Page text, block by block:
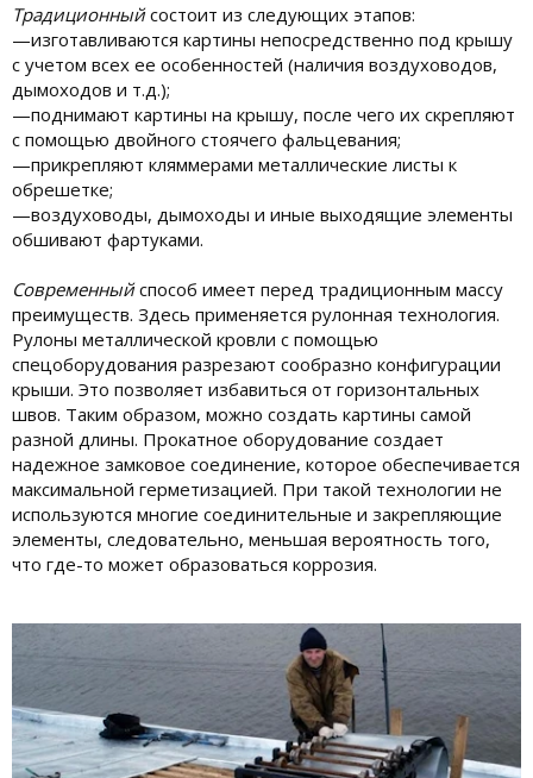
Традиционныйсостоит из следующих этапов:
—изготавливаются картины непосредственно под крышу
с учетом всех ее особенностей (наличия воздуховодов,
дымоходов и т.д.);
—поднимают картины на крышу, после чего их скрепляют
с помощью двойного стоячего фальцевания;
—прикрепляют кляммерами металлические листы к
обрешетке;
—воздуховоды, дымоходы и иные выходящие элементы
обшивают фартуками.
Современныйспособ имеет перед традиционным массу
преимуществ. Здесь применяется рулонная технология.
Рулоны металлической кровли с помощью
спецоборудования разрезают сообразно конфигурации
крыши. Это позволяет избавиться от горизонтальных
швов. Таким образом, можно создать картины самой
разной длины. Прокатное оборудование создает
надежное замковое соединение, которое обеспечивается
максимальной герметизацией. При такой технологии не
используются многие соединительные и закрепляющие
элементы, следовательно, меньшая вероятность того,
что где-то может образоваться коррозия.